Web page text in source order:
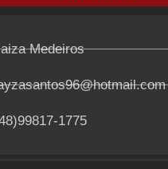
Medeiros
1775